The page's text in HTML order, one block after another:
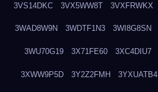
3VS14DKC 3VX5WW8T 3VXFRWKX
3WAD8W9N 3WDTF1N3 3WI8G8SN
3WU70G19 3X71FE60 3XC4DIU7
3XWW9P5D 3Y2Z2FMH 3YXUATB4